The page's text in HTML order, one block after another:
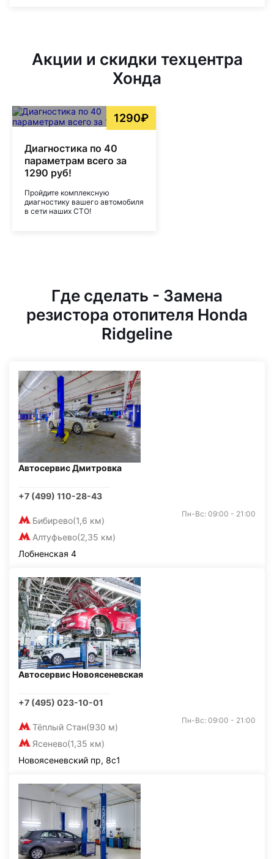
Акции и скидки техцентра
Хонда
1290₽
Диагностика по 40
параметрам всего за
1290 руб!
Пройдите комплексную
диагностику вашего автомобиля
в сети наших СТО!
Где сделать - Замена
резистора отопителя Honda
Ridgeline
Автосервис Дмитровка
+7 (499) 110-28-43
Бибирево(1,6 км)
Алтуфьево(2,35 км)
Пн-Вс: 09:00 - 21:00
Лобненская 4
Автосервис Новоясеневская
+7 (495) 023-10-01
Тёплый Стан(930 м)
Ясенево(1,35 км)
Пн-Вс: 09:00 - 21:00
Новоясеневский пр, 8с1